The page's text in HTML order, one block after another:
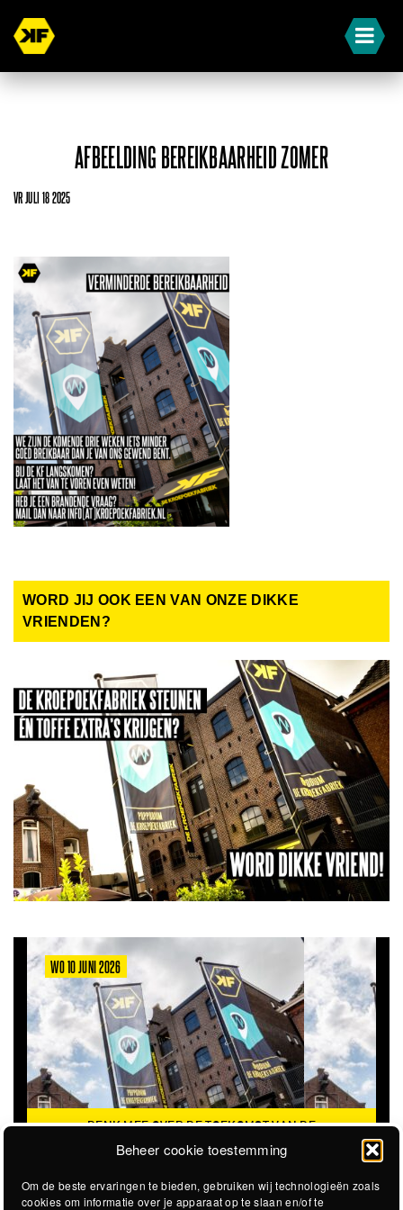
Beheer cookie toestemming
Om de beste ervaringen te bieden, gebruiken wij technologieën zoals
cookies om informatie over je apparaat op te slaan en/of te
AFBEELDING BEREIKBAARHEID ZOMER
VR JULI 18 2025
WORD JIJ OOK EEN VAN ONZE DIKKE
VRIENDEN?
WO 10 JUNI 2026
DENK MEE OVER DE TOEKOMST VAN DE
KROEPOEKFABRIEK